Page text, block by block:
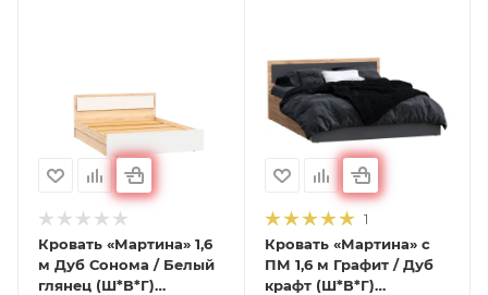
Кровать «Мартина» 1,6
м Дуб Сонома / Белый
глянец (Ш*В*Г)
1
Кровать «Мартина» с
ПМ 1,6 м Графит / Дуб
крафт (Ш*В*Г)